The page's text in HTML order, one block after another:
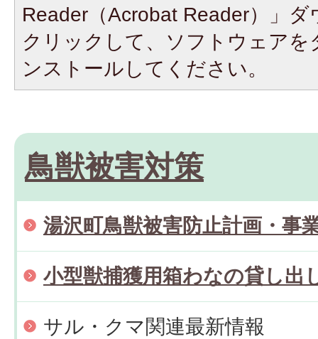
Reader（Acrobat Reader）」
クリックして、ソフトウェア
ンストールしてください。
鳥獣被害対策
湯沢町鳥獣被害防止計画・事
小型獣捕獲用箱わなの貸し出
サル・クマ関連最新情報